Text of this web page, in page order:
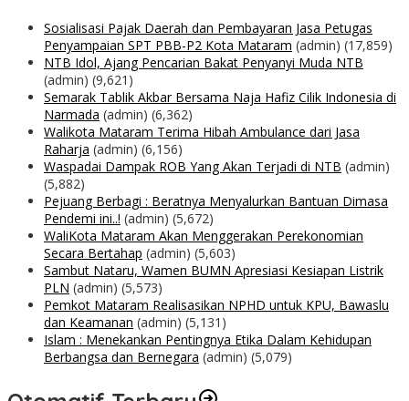
Sosialisasi Pajak Daerah dan Pembayaran Jasa Petugas
Penyampaian SPT PBB-P2 Kota Mataram (admin) (17,859)
NTB Idol, Ajang Pencarian Bakat Penyanyi Muda NTB
(admin) (9,621)
Semarak Tablik Akbar Bersama Naja Hafiz Cilik Indonesia di
Narmada (admin) (6,362)
Walikota Mataram Terima Hibah Ambulance dari Jasa
Raharja (admin) (6,156)
Waspadai Dampak ROB Yang Akan Terjadi di NTB (admin)
(5,882)
Pejuang Berbagi : Beratnya Menyalurkan Bantuan Dimasa
Pendemi ini..! (admin) (5,672)
WaliKota Mataram Akan Menggerakan Perekonomian
Secara Bertahap (admin) (5,603)
Sambut Nataru, Wamen BUMN Apresiasi Kesiapan Listrik
PLN (admin) (5,573)
Pemkot Mataram Realisasikan NPHD untuk KPU, Bawaslu
dan Keamanan (admin) (5,131)
Islam : Menekankan Pentingnya Etika Dalam Kehidupan
Berbangsa dan Bernegara (admin) (5,079)